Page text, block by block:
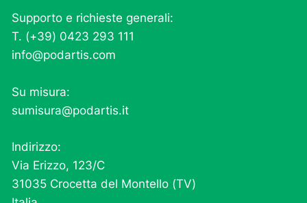
Supporto e richieste generali:
T. (+39) 0423 293 111
info@podartis.com
Su misura:
sumisura@podartis.it
Indirizzo:
Via Erizzo, 123/C
31035 Crocetta del Montello (TV)